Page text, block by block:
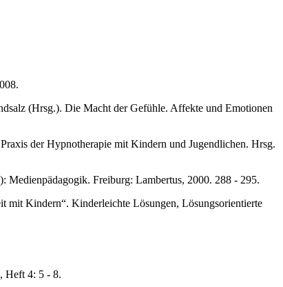
(Hrsg.). Die Macht der Gefühle. Affekte und Emotionen
der Hypnotherapie mit Kindern und Jugendlichen. Hrsg.
Freiburg: Lambertus, 2000. 288 - 295.
mit Kindern“. Kinderleichte Lösungen, Lösungsorientierte
Heft 4: 5 - 8.